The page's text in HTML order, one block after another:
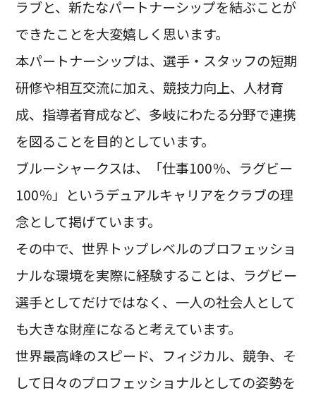
ラブと、新たなパートナーシップを結ぶことが
できたことを大変嬉しく思います。
本パートナーシップは、選手・スタッフの短期
研修や相互交流に加え、競技力向上、人材育
成、指導者育成など、多岐にわたる分野で連携
を図ることを目的としています。
ブルーシャークスは、「仕事100％、ラグビー
100％」というデュアルキャリアをクラブの理
念として掲げています。
その中で、世界トップレベルのプロフェッショ
ナルな環境を実際に経験することは、ラグビー
選手としてだけではなく、一人の社会人として
も大きな財産になると考えています。
世界最高峰のスピード、フィジカル、競争、そ
して日々のプロフェッショナルとしての姿勢を